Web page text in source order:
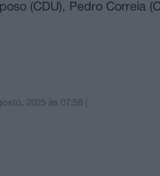
(CDU), Pedro Correia
2025 às 07:58